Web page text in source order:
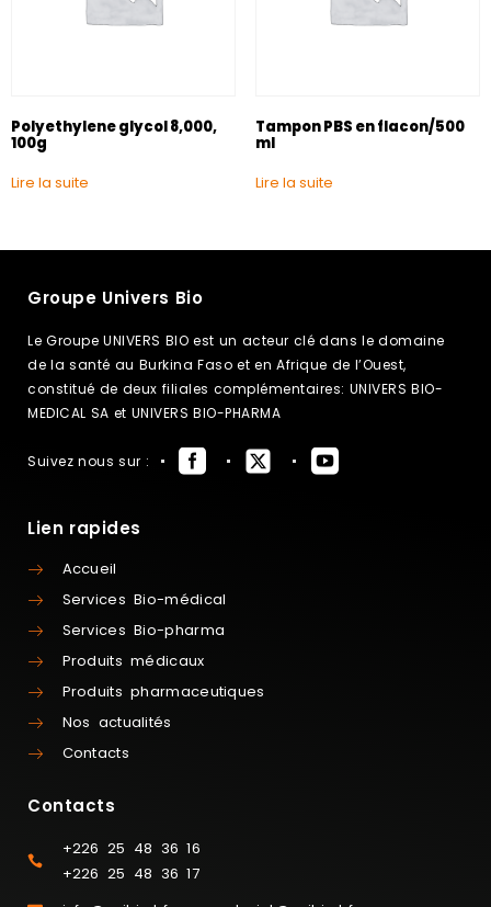
Polyethylene glycol 8,000,
100g
Lire la suite
Tampon PBS en flacon/500
ml
Lire la suite
Groupe Univers Bio
Le Groupe UNIVERS BIO est un acteur clé dans le domaine
de la santé au Burkina Faso et en Afrique de l’Ouest,
constitué de deux filiales complémentaires: UNIVERS BIO-
MEDICAL SA et UNIVERS BIO-PHARMA
Suivez nous sur :
Lien rapides
Accueil
Services Bio-médical
Services Bio-pharma
Produits médicaux
Produits pharmaceutiques
Nos actualités
Contacts
Contacts
+226 25 48 36 16
+226 25 48 36 17